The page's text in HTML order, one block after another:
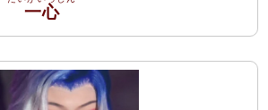
一心